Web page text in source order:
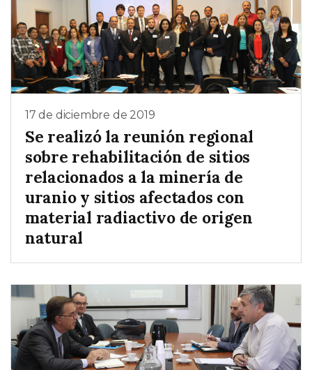
17 de diciembre de 2019
Se realizó la reunión regional
sobre rehabilitación de sitios
relacionados a la minería de
uranio y sitios afectados con
material radiactivo de origen
natural